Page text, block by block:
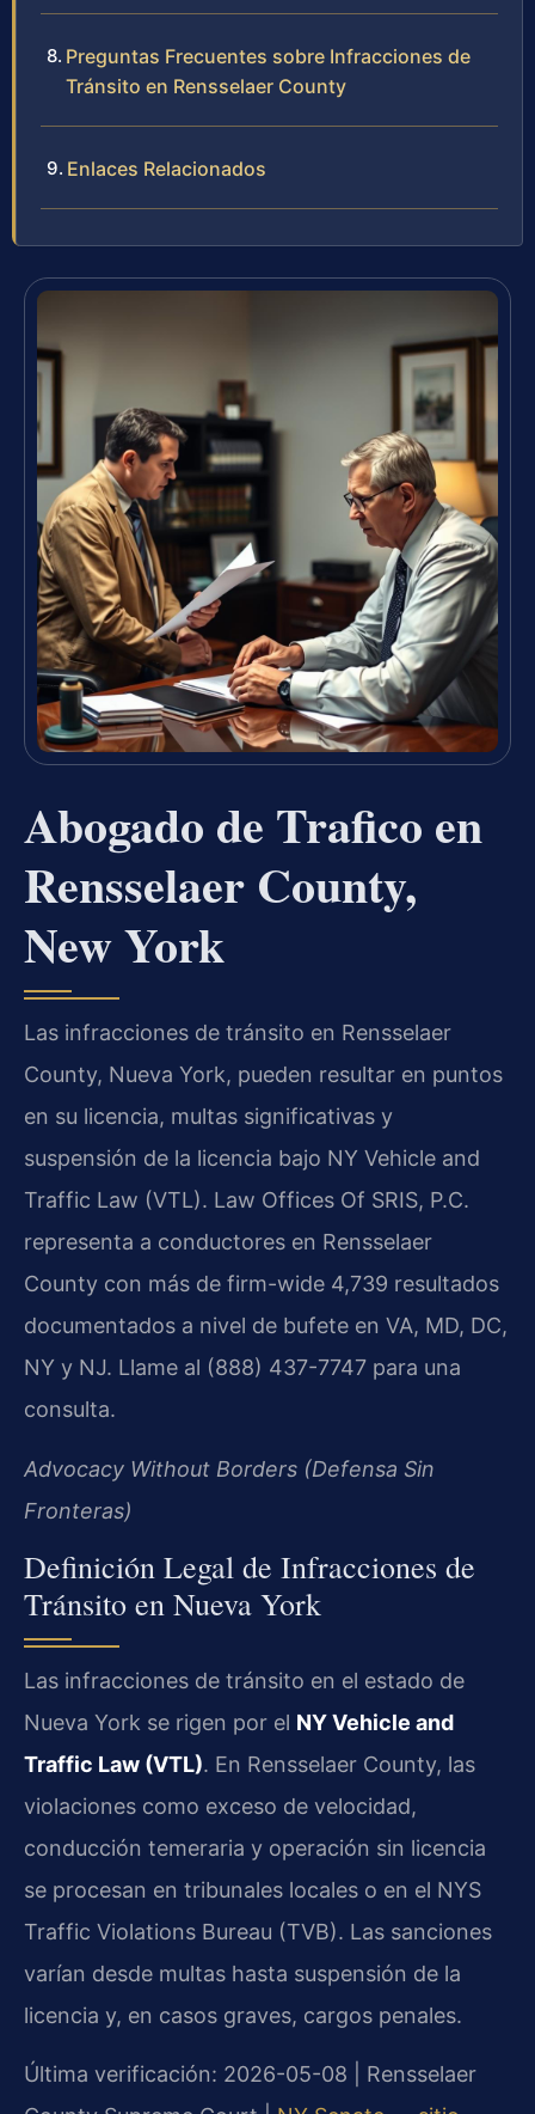
Preguntas Frecuentes sobre Infracciones de
Tránsito en Rensselaer County
Enlaces Relacionados
Abogado de Trafico en
Rensselaer County,
New York
Las infracciones de tránsito en Rensselaer
County, Nueva York, pueden resultar en puntos
en su licencia, multas significativas y
suspensión de la licencia bajo NY Vehicle and
Traffic Law (VTL). Law Offices Of SRIS, P.C.
representa a conductores en Rensselaer
County con más de firm-wide 4,739 resultados
documentados a nivel de bufete en VA, MD, DC,
NY y NJ. Llame al (888) 437-7747 para una
consulta.
Advocacy Without Borders (Defensa Sin
Fronteras)
Definición Legal de Infracciones de
Tránsito en Nueva York
Las infracciones de tránsito en el estado de
Nueva York se rigen por el NY Vehicle and
Traffic Law (VTL). En Rensselaer County, las
violaciones como exceso de velocidad,
conducción temeraria y operación sin licencia
se procesan en tribunales locales o en el NYS
Traffic Violations Bureau (TVB). Las sanciones
varían desde multas hasta suspensión de la
licencia y, en casos graves, cargos penales.
Última verificación: 2026-05-08 | Rensselaer